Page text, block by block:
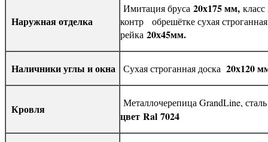
Наружная отделка
Имитация бруса 20х175 мм,
контр обрешётке сухая строганная
рейка 20х45мм.
Наличники углы и окна Сухая строганная доска 20х120
Кровля Металлочерепица GrandLine,
цвет Ral 7024